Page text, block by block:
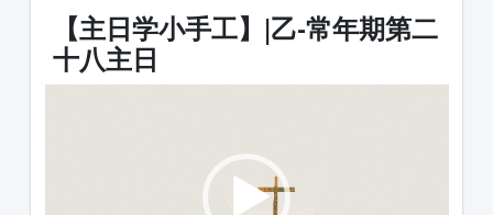
【主日学小手工】|乙-常年期第二
十八主日